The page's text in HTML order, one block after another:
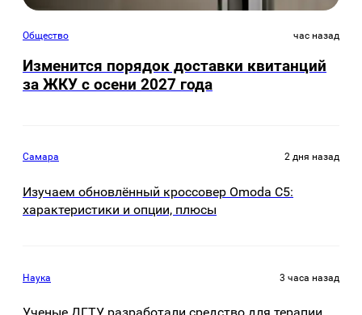
Общество час назад
Изменится порядок доставки квитанций
за ЖКУ с осени 2027 года
Самара 2 дня назад
Изучаем обновлённый кроссовер Omoda C5:
характеристики и опции, плюсы
Наука 3 часа назад